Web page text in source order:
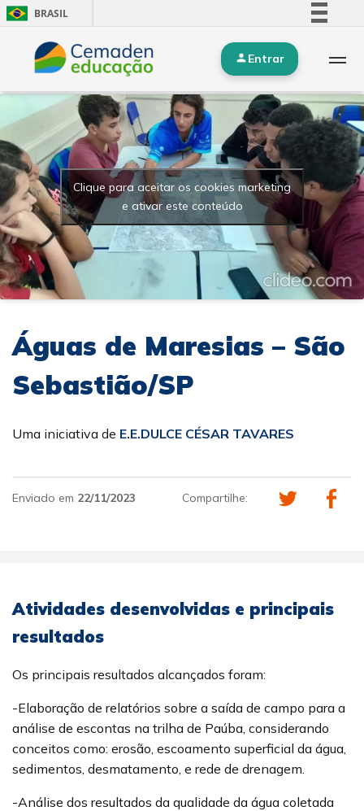
BRASIL
Simplifique!
Comunica BR
Participe
Acesso à informação
Legislação
Canais
Entrar
Clique para aceitar os cookies marketing
e ativar este conteúdo
Águas de Maresias – São
Sebastião/SP
Uma iniciativa de E.E.DULCE CÉSAR TAVARES
Enviado em 22/11/2023 Compartilhe:
Atividades desenvolvidas e principais
resultados
Os principais resultados alcançados foram:
-Elaboração de relatórios sobre a saída de campo para a
análise de escontas na trilha de Paúba, considerando
conceitos como: erosão, escoamento superficial da água,
sedimentos, desmatamento, e rede de drenagem.
-Análise dos resultados da qualidade da água coletada